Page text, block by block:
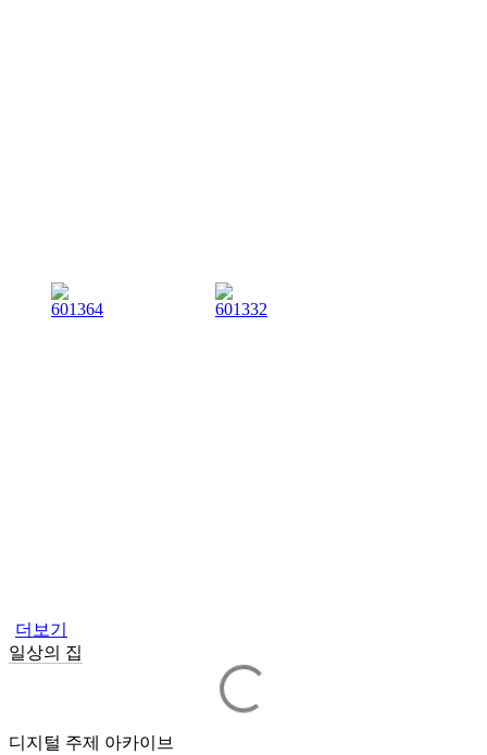
더보기
일상의 집
디지털 주제 아카이브